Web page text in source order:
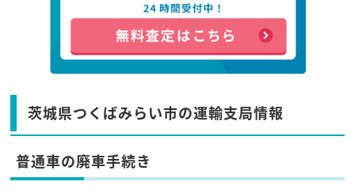
茨城県つくばみらい市の運輸支局情報
普通車の廃車手続き